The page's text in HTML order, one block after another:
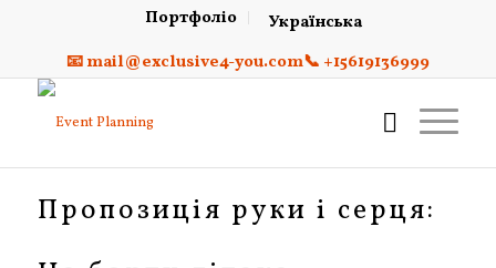
Портфоліо
Українська
📧 mail@exclusive4-you.com📞 +15619136999
Пропозиція руки і серця: